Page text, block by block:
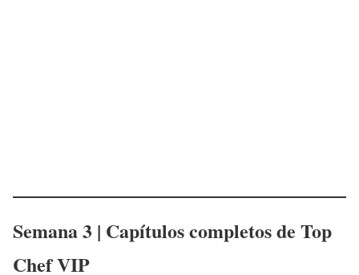
Semana 3 | Capítulos completos de Top
Chef VIP